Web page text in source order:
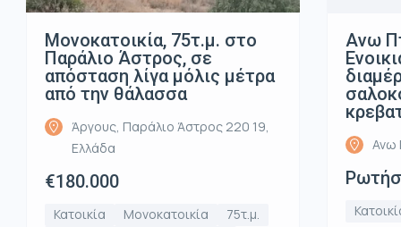
Μονοκατοικία, 75τ.μ. στο
Παράλιο Άστρος, σε
απόσταση λίγα μόλις μέτρα
από την θάλασσα
Άργους, Παράλιο Άστρος 220 19,
Ελλάδα
€180.000
Κατοικία Μονοκατοικία
75τ.μ.
Ανω
Ανω